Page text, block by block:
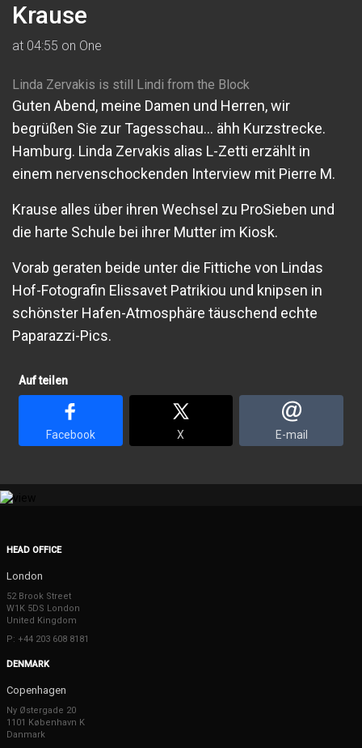
Krause
at 04:55 on One
Linda Zervakis is still Lindi from the Block
Guten Abend, meine Damen und Herren, wir
begrüßen Sie zur Tagesschau... ähh Kurzstrecke.
Hamburg. Linda Zervakis alias L-Zetti erzählt in
einem nervenschockenden Interview mit Pierre M.
Krause alles über ihren Wechsel zu ProSieben und
die harte Schule bei ihrer Mutter im Kiosk.
Vorab geraten beide unter die Fittiche von Lindas
Hof-Fotografin Elissavet Patrikiou und knipsen in
schönster Hafen-Atmosphäre täuschend echte
Paparazzi-Pics.
Auf teilen
Facebook X E-mail
HEAD OFFICE
London
52 Brook Street
W1K 5DS London
United Kingdom
P: +44 203 608 8181
DENMARK
Copenhagen
Ny Østergade 20
1101 København K
Danmark